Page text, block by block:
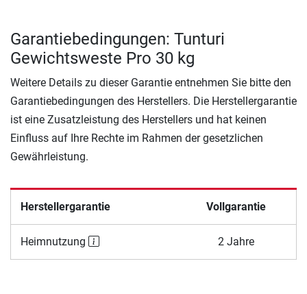
Garantiebedingungen: Tunturi
Gewichtsweste Pro 30 kg
Weitere Details zu dieser Garantie entnehmen Sie bitte den
Garantiebedingungen des Herstellers. Die Herstellergarantie
ist eine Zusatzleistung des Herstellers und hat keinen
Einfluss auf Ihre Rechte im Rahmen der gesetzlichen
Gewährleistung.
Herstellergarantie Vollgarantie
Heimnutzung 2 Jahre